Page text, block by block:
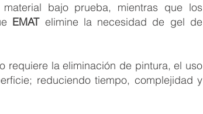
bajo prueba, mientras que los
EMATelimine la necesidad de gel de
requiere la eliminación de pintura, el uso
reduciendo tiempo, complejidad y